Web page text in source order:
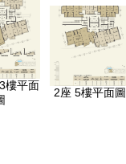
樓平面
2座 5樓平面圖